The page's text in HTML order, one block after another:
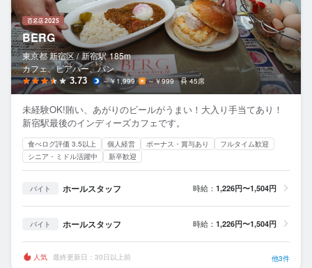
BERG
東京都 新宿区 / 新宿駅 185m
カフェ、ビアバー、パン
3.73 ～￥1,999 ～￥999 45席
未経験OK!賄い、あがりのビールがうまい！大入り手当てあり！
新宿駅最後のインディーズカフェです。
食べログ評価 3.5以上 個人経営 ボーナス・賞与あり
フルタイム歓迎
シニア・ミドル活躍中
新卒歓迎
バイト ホールスタッフ 時給： 1,226円〜1,504円
バイト ホールスタッフ 時給： 1,226円〜1,504円
人気 最終更新日：30日以上前 他3件